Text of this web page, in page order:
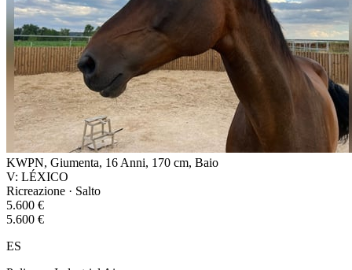
KWPN, Giumenta, 16 Anni, 170 cm, Baio
V: LÉXICO
Ricreazione · Salto
5.600 €
5.600 €
ES